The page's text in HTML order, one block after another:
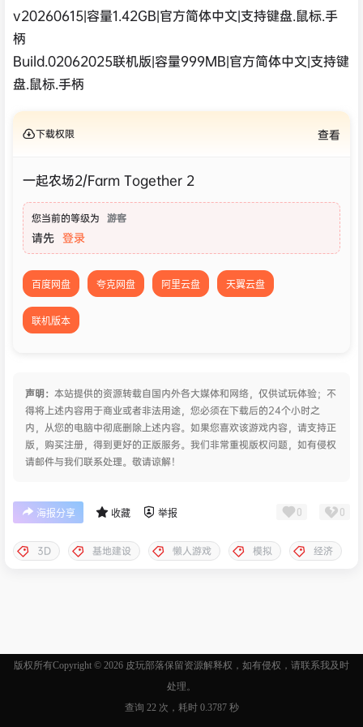
v20260615|容量1.42GB|官方简体中文|支持键盘.鼠标.手
柄
Build.02062025联机版|容量999MB|官方简体中文|支持键
盘.鼠标.手柄
下载权限 查看
一起农场2/Farm Together 2
您当前的等级为 游客
请先 登录
百度网盘 夸克网盘 阿里云盘 天翼云盘
联机版本
声明： 本站提供的资源转载自国内外各大媒体和网络，仅供试玩体验；不
得将上述内容用于商业或者非法用途，您必须在下载后的24个小时之
内，从您的电脑中彻底删除上述内容。如果您喜欢该游戏内容，请支持正
版，购买注册，得到更好的正版服务。我们非常重视版权问题，如有侵权
请邮件与我们联系处理。敬请谅解！
海报分享 收藏 举报 0 0
3D 基地建设 懒人游戏 模拟 经济
版权所有Copyright © 2026 皮玩部落保留资源解释权，如有侵权，请联系我及时
处理。
查询 22 次，耗时 0.3787 秒